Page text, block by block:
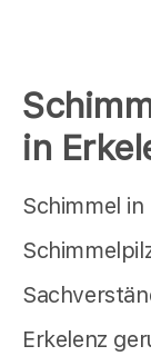
in
Schimmel
Erkelenz